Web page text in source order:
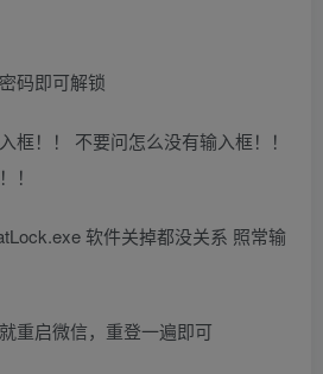
码即可解锁
框！！ 不要问怎么没有输入框！！
！
软件关掉都没关系 照常输
重启微信，重登一遍即可